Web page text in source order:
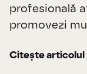
profesională
promovezi
Citește articolul